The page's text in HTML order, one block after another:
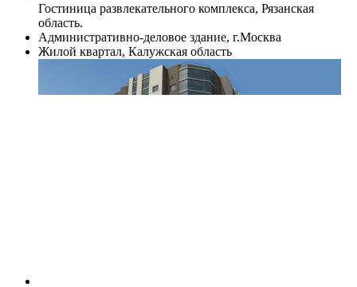
Гостиница развлекательного комплекса, Рязанская
область.
Административно-деловое здание, г.Москва
Жилой квартал, Калужская область